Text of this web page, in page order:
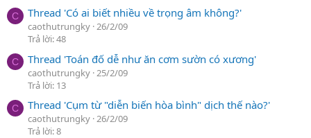
C Thread 'Có ai biết nhiều về trọng âm không?'
caothutrungky 26/2/09
Trả lời: 48
C Thread 'Toán đố dễ như ăn cơm sườn có xương'
caothutrungky 25/2/09
Trả lời: 13
C Thread 'Cụm từ "diễn biến hòa bình" dịch thế nào?'
caothutrungky 26/2/09
Trả lời: 8